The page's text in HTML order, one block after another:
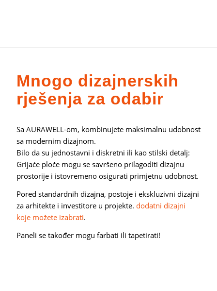
Mnogo dizajnerskih
rješenja za odabir
Sa AURAWELL-om, kombinujete maksimalnu udobnost
sa modernim dizajnom.
Bilo da su jednostavni i diskretni ili kao stilski detalj:
Grijaće ploče mogu se savršeno prilagoditi dizajnu
prostorije i istovremeno osigurati primjetnu udobnost.
Pored standardnih dizajna, postoje i ekskluzivni dizajni
za arhitekte i investitore u projekte. dodatni dizajni
koje možete izabrati.
Paneli se također mogu farbati ili tapetirati!